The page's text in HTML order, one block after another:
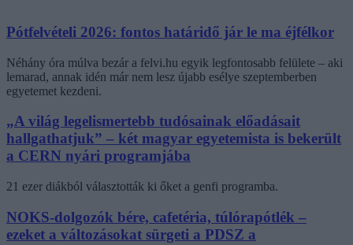
Pótfelvételi 2026: fontos határidő jár le ma éjfélkor
Néhány óra múlva bezár a felvi.hu egyik legfontosabb felülete – aki
lemarad, annak idén már nem lesz újabb esélye szeptemberben
egyetemet kezdeni.
„A világ legelismertebb tudósainak előadásait
hallgathatjuk” – két magyar egyetemista is bekerült
a CERN nyári programjába
21 ezer diákból választották ki őket a genfi programba.
NOKS-dolgozók bére, cafetéria, túlórapótlék –
ezeket a változásokat sürgeti a PDSZ a